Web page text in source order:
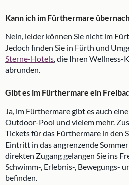
Kann ich im Fürthermare
Nein, leider können Sie nicht im
Jedoch finden Sie in Fürth und
Sterne-Hotels, die Ihren Wellness-
abrunden.
Gibt es im Fürthermare ein
Ja, im Fürthermare gibt es auch
Outdoor-Pool und vielem mehr.
Tickets für das Fürthermare in den
Eintritt in das angrenzende
direkten Zugang gelangen Sie ins
Schwimm-, Erlebnis-, Bewegungs-
befinden.